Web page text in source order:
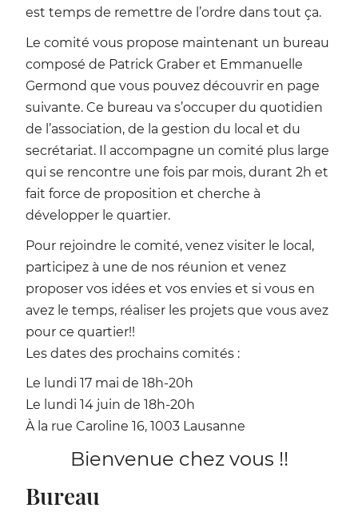
est temps de remettre de l’ordre dans tout ça.
Le comité vous propose maintenant un bureau
composé de Patrick Graber et Emmanuelle
Germond que vous pouvez découvrir en page
suivante. Ce bureau va s’occuper du quotidien
de l’association, de la gestion du local et du
secrétariat. Il accompagne un comité plus large
qui se rencontre une fois par mois, durant 2h et
fait force de proposition et cherche à
développer le quartier.
Pour rejoindre le comité, venez visiter le local,
participez à une de nos réunion et venez
proposer vos idées et vos envies et si vous en
avez le temps, réaliser les projets que vous avez
pour ce quartier!!
Les dates des prochains comités :
Le lundi 17 mai de 18h-20h
Le lundi 14 juin de 18h-20h
À la rue Caroline 16, 1003 Lausanne
Bienvenue chez vous !!
Bureau